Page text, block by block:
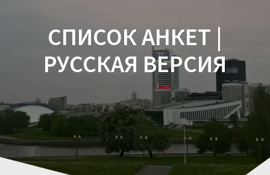
СПИСОК АНКЕТ |
РУССКАЯ ВЕРСИЯ